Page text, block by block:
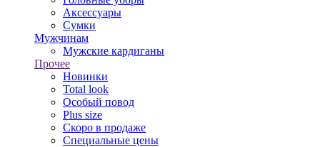
Аксессуары
Сумки
Мужчинам
Мужские кардиганы
Прочее
Новинки
Total look
Особый повод
Plus size
Скоро в продаже
Специальные цены